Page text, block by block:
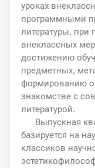
уроках
программными
литературы, при
внеклассных
достижению
предметных,
формированию
знакомстве с
литературой.
Выпускная
базируется на
классиков